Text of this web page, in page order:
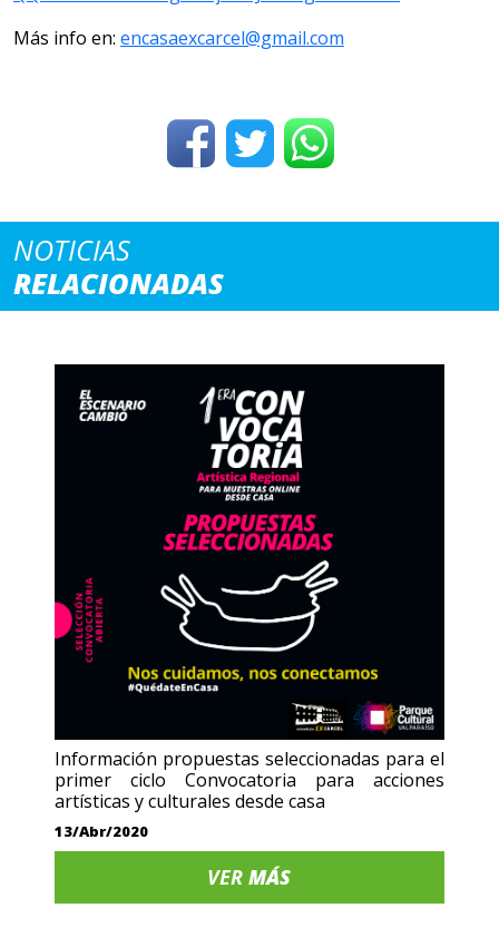
Más info en: encasaexcarcel@gmail.com
NOTICIAS
RELACIONADAS
Información propuestas seleccionadas para el
primer ciclo Convocatoria para acciones
artísticas y culturales desde casa
13/Abr/2020
VERMÁS